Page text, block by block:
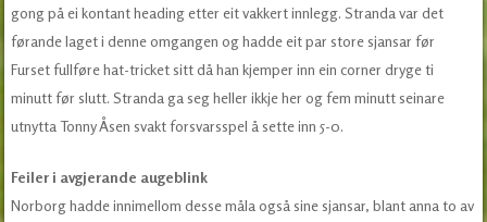
gong på ei kontant heading etter eit vakkert innlegg. Stranda var det
førande laget i denne omgangen og hadde eit par store sjansar før
Furset fullføre hat-tricket sitt då han kjemper inn ein corner dryge ti
minutt før slutt. Stranda ga seg heller ikkje her og fem minutt seinare
utnytta Tonny Åsen svakt forsvarsspel å sette inn 5-0.
Feiler i avgjerande augeblink
Norborg hadde innimellom desse måla også sine sjansar, blant anna to av